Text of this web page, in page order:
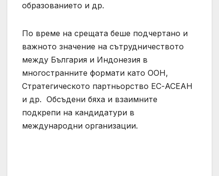
образованието и др.
По време на срещата беше подчертано и
важното значение на сътрудничеството
между България и Индонезия в
многостранните формати като ООН,
Стратегическото партньорство ЕС-АСЕАН
и др. Обсъдени бяха и взаимните
подкрепи на кандидатури в
международни организации.